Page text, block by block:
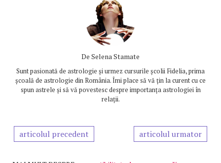
De Selena Stamate
Sunt pasionată de astrologie și urmez cursurile școlii Fidelia, prima
școală de astrologie din România. Îmi place să vă țin la curent cu ce
spun astrele și să vă povestesc despre importanța astrologiei în
relații.
articolul precedent articolul urmator